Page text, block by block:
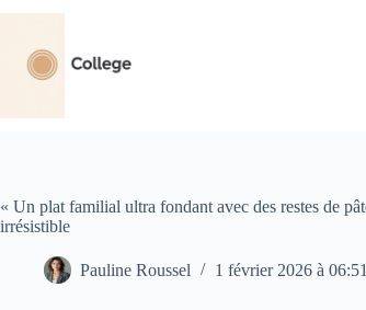
contenu
« Un plat familial ultra fondant avec des restes de
irrésistible
Pauline Roussel 1 février 2026 à 06:51